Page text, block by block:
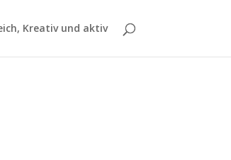
Kreativ und aktiv